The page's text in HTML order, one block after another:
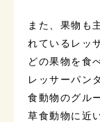
また、果物も
れているレッ
どの果物を食
レッサーパン
食動物のグル
草食動物に近